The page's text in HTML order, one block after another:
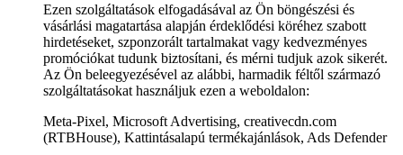
Ezen szolgáltatások elfogadásával az Ön böngészési és
vásárlási magatartása alapján érdeklődési köréhez szabott
hirdetéseket, szponzorált tartalmakat vagy kedvezményes
promóciókat tudunk biztosítani, és mérni tudjuk azok sikerét.
Az Ön beleegyezésével az alábbi, harmadik féltől származó
szolgáltatásokat használjuk ezen a weboldalon:
Meta-Pixel, Microsoft Advertising, creativecdn.com
(RTBHouse), Kattintásalapú termékajánlások, Ads Defender